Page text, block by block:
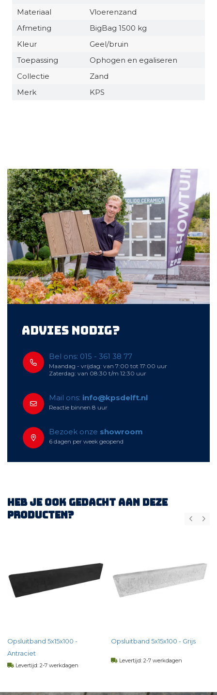
Materiaal
Vloerenzand
Afmeting
BigBag 1500 kg
Kleur
Geel/bruin
Toepassing
Ophogen en egaliseren
Collectie
Zand
Merk
KPS
Advies nodig?
Bel ons: 015 - 361 38 77
Maandag - vrijdag: van 7:00 tot 17:00 uur
Zaterdag: van 08:30 t/m 12:30 uur
Mail ons: info@kpsdelft.nl
Reactie binnen 8 uur
Bezoek onze showroom
6 dagen per week geopend
Heb je ook gedacht aan deze
producten?
Opsluitband 5x15x100 -
Antraciet
Levertijd: 2-7 werkdagen
4,64per st
Opsluitband 5x15x100 - Grijs
Levertijd: 2-7 werkdagen